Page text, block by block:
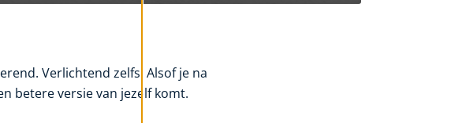
Verlichtend zelfs. Alsof je na
betere versie van jezelf komt.